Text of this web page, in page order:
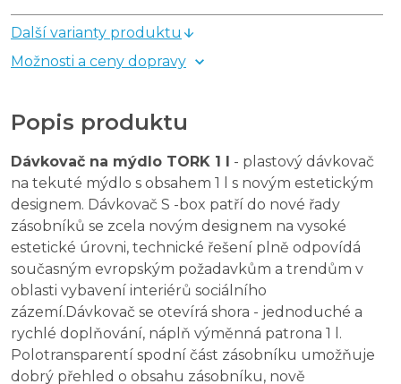
Další varianty produktu
Možnosti a ceny dopravy
Popis produktu
Dávkovač na mýdlo TORK 1 l - plastový dávkovač
na tekuté mýdlo s obsahem 1 l s novým estetickým
designem. Dávkovač S -box patří do nové řady
zásobníků se zcela novým designem na vysoké
estetické úrovni, technické řešení plně odpovídá
současným evropským požadavkům a trendům v
oblasti vybavení interiérů sociálního
zázemí.Dávkovač se otevírá shora - jednoduché a
rychlé doplňování, náplň výměnná patrona 1 l.
Polotransparentí spodní část zásobníku umožňuje
dobrý přehled o obsahu zásobníku, nově